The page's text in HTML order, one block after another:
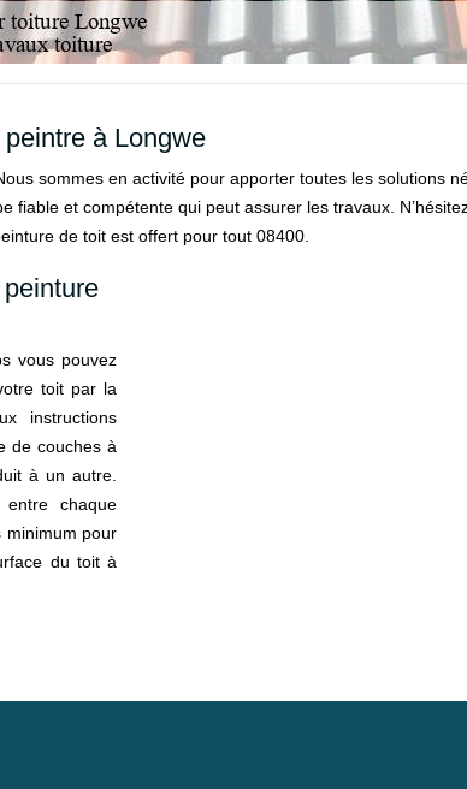
à Longwe
sommes en activité pour apporter toutes les solutions
et compétente qui peut assurer les travaux.
de toit est offert pour tout 08400.
vous pouvez
toit par la
instructions
de couches à
à un autre.
chaque
minimum pour
du toit à